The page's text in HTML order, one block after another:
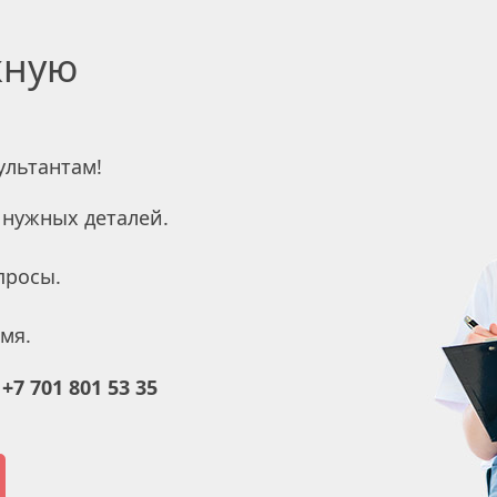
деталей.
701 801 53 35